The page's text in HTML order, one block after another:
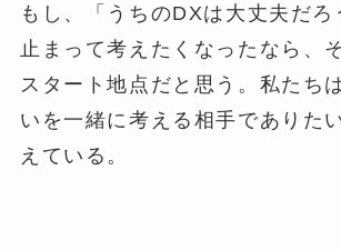
もし、「うちのDXは大丈夫だろ
止まって考えたくなったなら、
スタート地点だと思う。私たち
いを一緒に考える相手でありた
えている。